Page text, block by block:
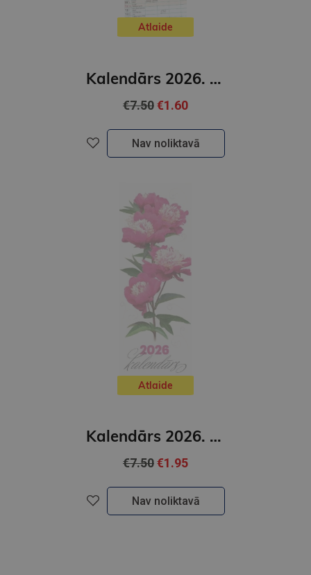
Atlaide
Kalendārs 2026. Mans ģimenes kalendārs ( garš)
€7.50€1.60
Nav noliktavā
Atlaide
Kalendārs 2026. Garie ziedi
€7.50€1.95
Nav noliktavā